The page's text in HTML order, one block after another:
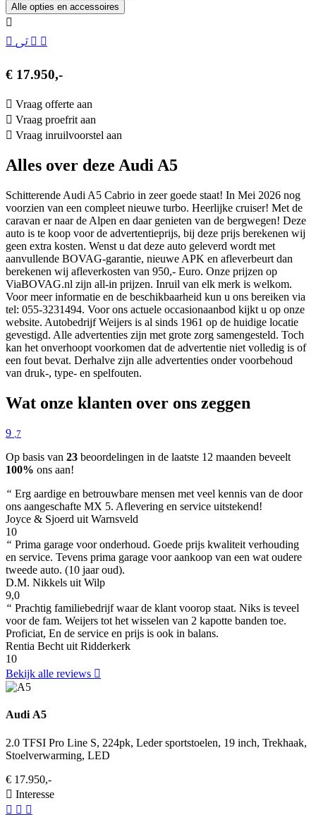
Alle opties en accessoires
€ 17.950,-
Vraag offerte aan
Vraag proefrit aan
Vraag inruilvoorstel aan
Alles over deze Audi A5
Schitterende Audi A5 Cabrio in zeer goede staat! In Mei 2026 nog
voorzien van een compleet nieuwe turbo. Heerlijke cruiser! Met de
caravan er naar de Alpen en daar genieten van de bergwegen! Deze
auto is te koop voor de advertentieprijs, bij deze prijs berekenen wij
geen extra kosten. Wenst u dat deze auto geleverd wordt met
aanvullende BOVAG-garantie, nieuwe APK en afleverbeurt dan
berekenen wij afleverkosten van 950,- Euro. Onze prijzen op
ViaBOVAG.nl zijn all-in prijzen. Inruil van elk merk is welkom.
Voor meer informatie en de beschikbaarheid kun u ons bereiken via
tel: 055-3231494. Voor ons actuele occasionaanbod kijkt u op onze
website. Autobedrijf Weijers is al sinds 1961 op de huidige locatie
gevestigd. Alle advertenties zijn met grote zorg samengesteld. Toch
kan het onverhoopt voorkomen dat de advertentie niet volledig is of
een fout bevat. Derhalve zijn alle advertenties onder voorbehoud
van druk-, type- en spelfouten.
Wat onze klanten over ons zeggen
9 ,7
Op basis van 23 beoordelingen in de laatste 12 maanden beveelt
100% ons aan!
“ Erg aardige en betrouwbare mensen met veel kennis van de door
ons aangeschafte MX 5. Aflevering en service uitstekend!
Joyce & Sjoerd uit Warnsveld
10
“ Prima garage voor onderhoud. Goede prijs kwaliteit verhouding
en service. Tevens prima garage voor aankoop van een wat oudere
tweede auto. (10 jaar oud).
D.M. Nikkels uit Wilp
9,0
“ Prachtig familiebedrijf waar de klant voorop staat. Niks is teveel
voor de fam. Weijers tot het wisselen van 2 kapotte banden toe.
Proficiat, En de service en prijs is ook in balans.
Rentia Becht uit Ridderkerk
10
Bekijk alle reviews
Audi A5
2.0 TFSI Pro Line S, 224pk, Leder sportstoelen, 19 inch, Trekhaak,
Stoelverwarming, LED
€ 17.950,-
Interesse